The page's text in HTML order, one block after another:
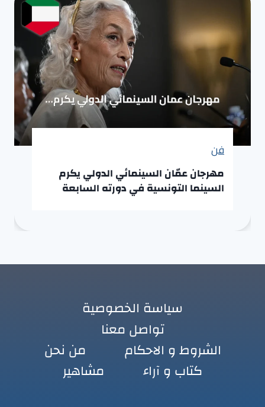
فن
مهرجان عمّان السينمائي الدولي يكرم
السينما التونسية في دورته السابعة
سياسة الخصوصية
تواصل معنا
الشروط و الاحكام
من نحن
كتاب و آراء
مشاهير